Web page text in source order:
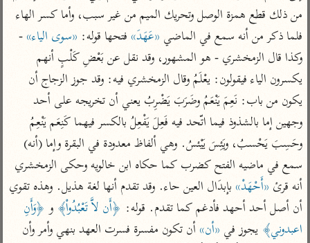
عامّة
تفسير السمعاني
تفسير مكّي
محاسن التأويل
للقاسمي
تفسير الثعالبي
تفسير السمرقندي
تفسير الثعلبي
لغة وبلاغة
التحرير والتنوير
المحرر الوجيز لابن
عطية
البحر المحيط لأبي
حيان
البسيط للواحدي
تفسير أبي السعود
الكشاف للزمخشري
الوجيز للواحدي
تفسير ابن أبي زمنين
آثار
موسوعة التفسير
المأثور
الدر المنثور
تفسير ابن أبي حاتم
تفسير مقاتل
تفسير قتادة
فلما ذكر من أنه سمع في الماضي «عَهَدَ» فتحها قوله: «سوى الياء»
أنه قرئ «أَحْهَدْ»
أن أصل أحد أحهد فأدغم كما تقدم. قوله: ﴿أَن لاَّ تَعْبُدُواْ﴾ و
اعبدوني﴾ يجوز في «أن»